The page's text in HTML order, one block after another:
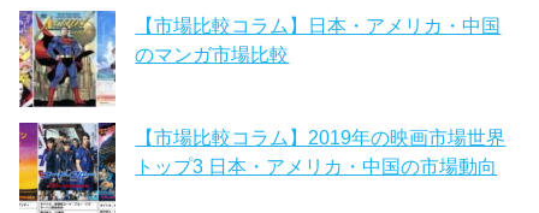
【市場比較コラム】日本・アメリカ・中国
のマンガ市場比較
【市場比較コラム】2019年の映画市場世界
トップ3 日本・アメリカ・中国の市場動向